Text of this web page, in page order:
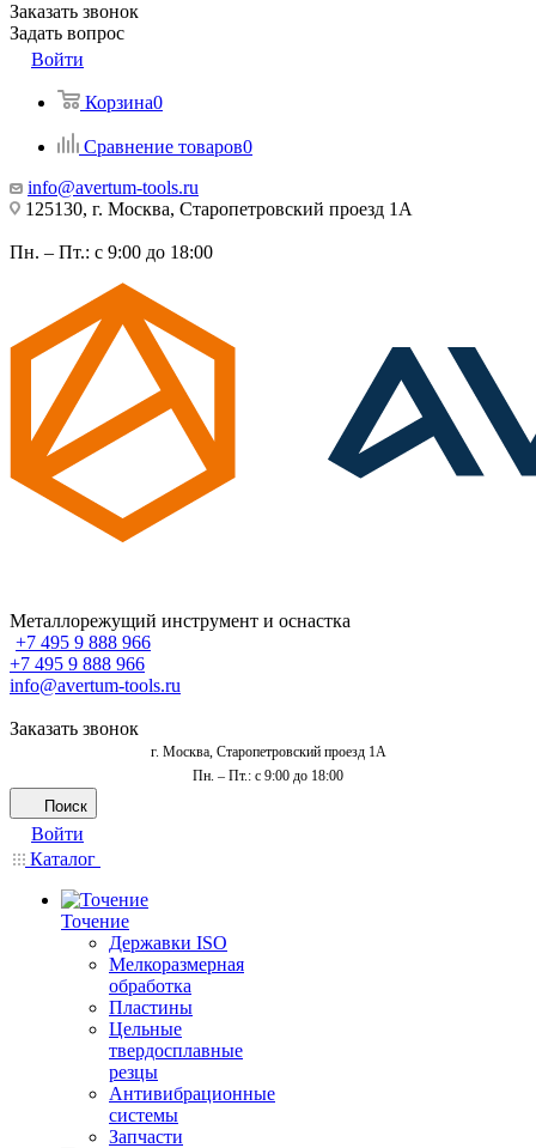
Заказать звонок
Задать вопрос
Войти
Корзина0
Сравнение товаров0
info@avertum-tools.ru
125130, г. Москва, Старопетровский проезд 1А
Пн. – Пт.: с 9:00 до 18:00
Металлорежущий инструмент и оснастка
+7 495 9 888 966
+7 495 9 888 966
info@avertum-tools.ru
Заказать звонок
г. Москва, Старопетровский проезд 1А
Пн. – Пт.: с 9:00 до 18:00
Поиск
Войти
Каталог
Точение
Державки ISO
Мелкоразмерная
обработка
Пластины
Цельные
твердосплавные
резцы
Антивибрационные
системы
Запчасти